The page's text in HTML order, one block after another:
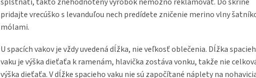
pridajte vrecúško s levanduľou nech predídete zničenie merino vlny
mólami.
U spacích vakov je vždy uvedená dĺžka, nie veľkosť oblečenia. Dĺžka
vaku je výška dieťaťa k ramenám, hlavička zostáva vonku, takže nie
výška dieťaťa. V dĺžke spacieho vaku nie sú započítané náplety na